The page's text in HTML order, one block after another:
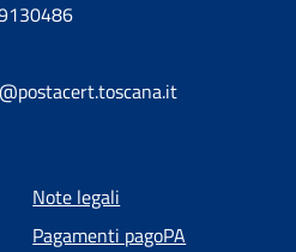
Note legali
Pagamenti pagoPA